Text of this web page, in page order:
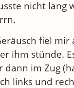
nicht lang
fiel
ihm stünde.
im Zug
links und